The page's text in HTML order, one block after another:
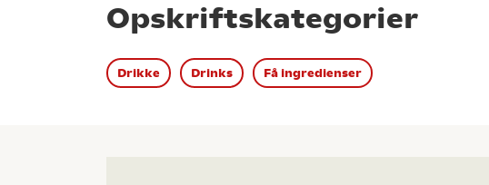
Opskriftskategorier
Drikke Drinks Få ingredienser